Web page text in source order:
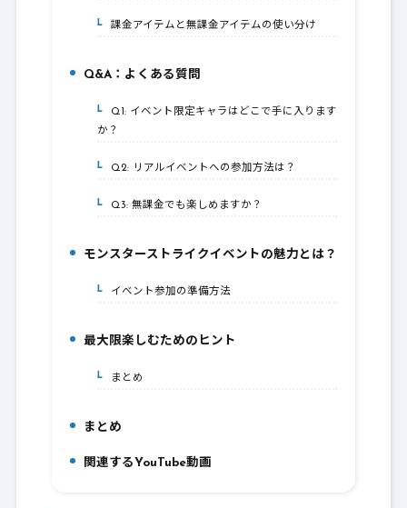
2-6.課金アイテムと無課金アイテムの使い分け
Q&A：よくある質問
3-1.Q1: イベント限定キャラはどこで手に入ります
か？
3-2.Q2: リアルイベントへの参加方法は？
3-3.Q3: 無課金でも楽しめますか？
モンスターストライクイベントの魅力とは？
4-1.イベント参加の準備方法
5.最大限楽しむためのヒント
5-1.まとめ
まとめ
関連するYouTube動画